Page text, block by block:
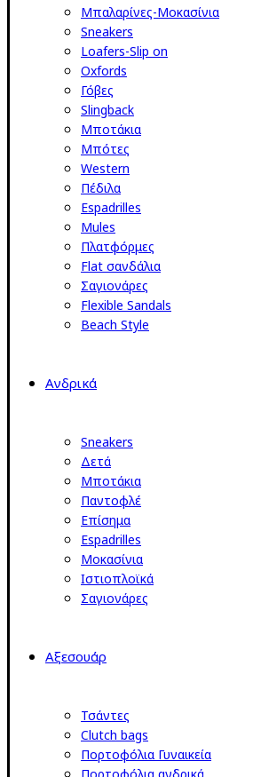
Μπαλαρίνες-Μοκασίνια
Sneakers
Loafers-Slip on
Oxfords
Γόβες
Slingback
Μποτάκια
Μπότες
Western
Πέδιλα
Espadrilles
Mules
Πλατφόρμες
Flat σανδάλια
Σαγιονάρες
Flexible Sandals
Beach Style
Ανδρικά
Sneakers
Δετά
Μποτάκια
Παντοφλέ
Επίσημα
Espadrilles
Μοκασίνια
Ιστιοπλοϊκά
Σαγιονάρες
Αξεσουάρ
Τσάντες
Clutch bags
Πορτοφόλια Γυναικεία